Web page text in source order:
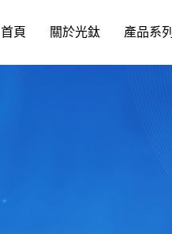
首頁 關於光鈦 產品系列